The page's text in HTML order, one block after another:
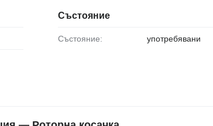
Състояние
Състояние: употребявани